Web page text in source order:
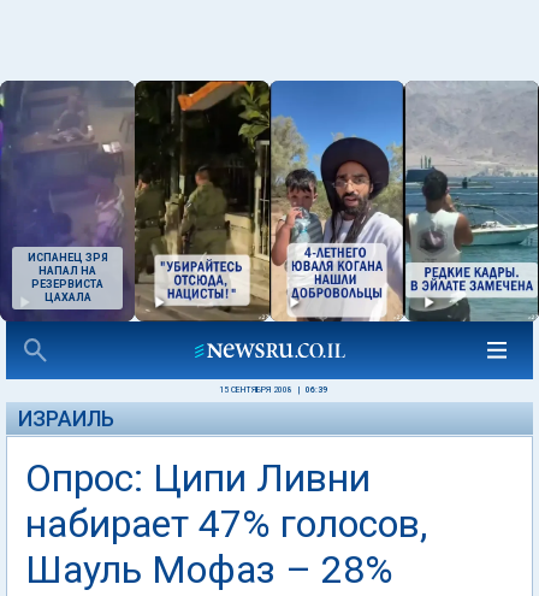
ИСПАНЕЦ ЗРЯ
НАПАЛ НА
РЕЗЕРВИСТА
ЦАХАЛА
15 СЕНТЯБРЯ 2008 06:39
ИЗРАИЛЬ
Опрос: Ципи Ливни
набирает 47% голосов,
Шауль Мофаз – 28%